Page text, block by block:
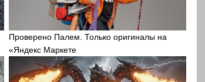
Проверено Палем. Только оригиналы на
«Яндекс Маркете